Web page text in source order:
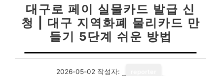
대구로 페이 실물카드 발급 신
청 | 대구 지역화폐 물리카드 만
들기 5단계 쉬운 방법
2026-05-02 작성자: